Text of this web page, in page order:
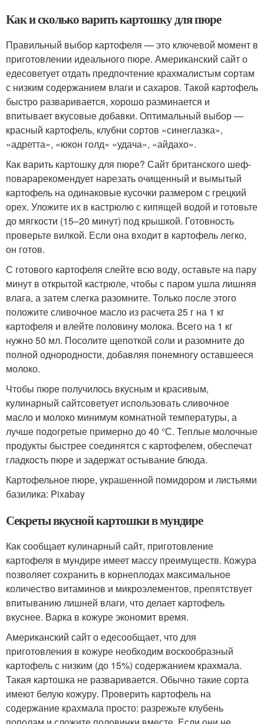
Как и сколько варить картошку для пюре
Правильный выбор картофеля — это ключевой момент в
приготовлении идеального пюре. Американский сайт о
едесоветует отдать предпочтение крахмалистым сортам
с низким содержанием влаги и сахаров. Такой картофель
быстро разваривается, хорошо разминается и
впитывает вкусовые добавки. Оптимальный выбор —
красный картофель, клубни сортов «синеглазка»,
«адретта», «юкон голд» «удача», «айдахо».
Как варить картошку для пюре? Сайт британского шеф-
поварарекомендует нарезать очищенный и вымытый
картофель на одинаковые кусочки размером с грецкий
орех. Уложите их в кастрюлю с кипящей водой и готовьте
до мягкости (15–20 минут) под крышкой. Готовность
проверьте вилкой. Если она входит в картофель легко,
он готов.
С готового картофеля слейте всю воду, оставьте на пару
минут в открытой кастрюле, чтобы с паром ушла лишняя
влага, а затем слегка разомните. Только после этого
положите сливочное масло из расчета 25 г на 1 кг
картофеля и влейте половину молока. Всего на 1 кг
нужно 50 мл. Посолите щепоткой соли и разомните до
полной однородности, добавляя понемногу оставшееся
молоко.
Чтобы пюре получилось вкусным и красивым,
кулинарный сайтсоветует использовать сливочное
масло и молоко минимум комнатной температуры, а
лучше подогретые примерно до 40 °С. Теплые молочные
продукты быстрее соединятся с картофелем, обеспечат
гладкость пюре и задержат остывание блюда.
Картофельное пюре, украшенной помидором и листьями
базилика: Pixabay
Секреты вкусной картошки в мундире
Как сообщает кулинарный сайт, приготовление
картофеля в мундире имеет массу преимуществ. Кожура
позволяет сохранить в корнеплодах максимальное
количество витаминов и микроэлементов, препятствует
впитыванию лишней влаги, что делает картофель
вкуснее. Варка в кожуре экономит время.
Американский сайт о едесообщает, что для
приготовления в кожуре необходим воскообразный
картофель с низким (до 15%) содержанием крахмала.
Такая картошка не разваривается. Обычно такие сорта
имеют белую кожуру. Проверить картофель на
содержание крахмала просто: разрежьте клубень